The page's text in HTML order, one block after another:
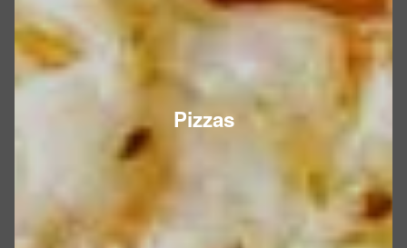
Pizzas